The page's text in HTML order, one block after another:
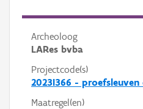
Archeoloog
LARes bvba
Projectcode(s)
2023I366 -
Maatregel(en)